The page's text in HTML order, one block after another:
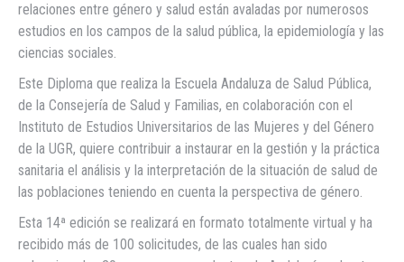
relaciones entre género y salud están avaladas por numerosos
estudios en los campos de la salud pública, la epidemiología y las
ciencias sociales.
Este Diploma que realiza la Escuela Andaluza de Salud Pública,
de la Consejería de Salud y Familias, en colaboración con el
Instituto de Estudios Universitarios de las Mujeres y del Género
de la UGR, quiere contribuir a instaurar en la gestión y la práctica
sanitaria el análisis y la interpretación de la situación de salud de
las poblaciones teniendo en cuenta la perspectiva de género.
Esta 14ª edición se realizará en formato totalmente virtual y ha
recibido más de 100 solicitudes, de las cuales han sido